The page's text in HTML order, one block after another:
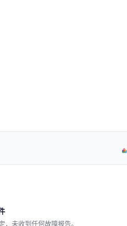
未收到任何故障报告。